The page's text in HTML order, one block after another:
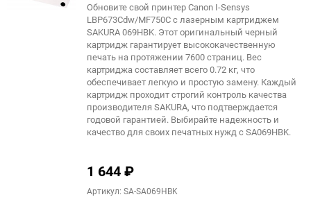
Обновите свой принтер Canon I-Sensys
LBP673Cdw/MF750C с лазерным картриджем
SAKURA 069HBK. Этот оригинальный черный
картридж гарантирует высококачественную
печать на протяжении 7600 страниц. Вес
картриджа составляет всего 0.72 кг, что
обеспечивает легкую и простую замену. Каждый
картридж проходит строгий контроль качества
производителя SAKURA, что подтверждается
годовой гарантией. Выбирайте надежность и
качество для своих печатных нужд с SA069HBK.
1 644₽
Артикул: SA-SA069HBK